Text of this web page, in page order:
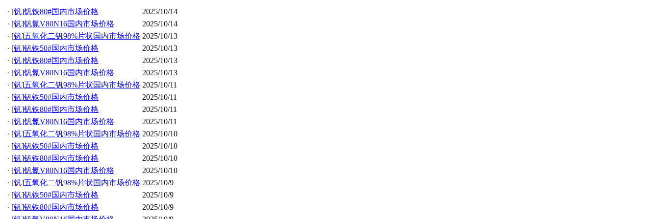
· [钒]钒铁80#国内市场价格
2025/10/14
· [钒]钒氮V80N16国内市场价格
2025/10/14
· [钒]五氧化二钒98%片状国内市场价格 2025/10/13
· [钒]钒铁50#国内市场价格
2025/10/13
· [钒]钒铁80#国内市场价格
2025/10/13
· [钒]钒氮V80N16国内市场价格
2025/10/13
· [钒]五氧化二钒98%片状国内市场价格 2025/10/11
· [钒]钒铁50#国内市场价格
2025/10/11
· [钒]钒铁80#国内市场价格
2025/10/11
· [钒]钒氮V80N16国内市场价格
2025/10/11
· [钒]五氧化二钒98%片状国内市场价格 2025/10/10
· [钒]钒铁50#国内市场价格
2025/10/10
· [钒]钒铁80#国内市场价格
2025/10/10
· [钒]钒氮V80N16国内市场价格
2025/10/10
· [钒]五氧化二钒98%片状国内市场价格 2025/10/9
· [钒]钒铁50#国内市场价格
2025/10/9
· [钒]钒铁80#国内市场价格
2025/10/9